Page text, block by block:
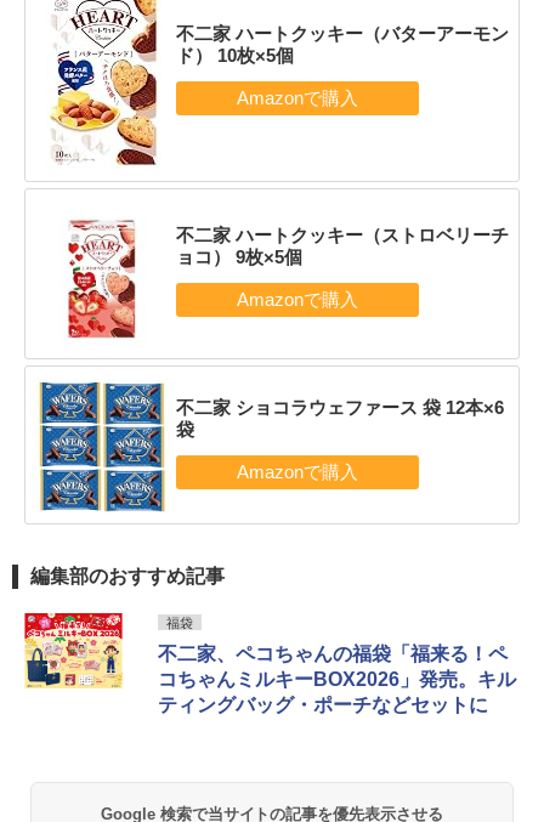
不二家 ハートクッキー（バターアーモン
ド） 10枚×5個
不二家 ハートクッキー（ストロベリーチ
ョコ） 9枚×5個
不二家 ショコラウェファース 袋 12本×6
袋
編集部のおすすめ記事
福袋
不二家、ペコちゃんの福袋「福来る！ペ
コちゃんミルキーBOX2026」発売。キル
ティングバッグ・ポーチなどセットに
Google 検索で当サイトの記事を優先表示させる